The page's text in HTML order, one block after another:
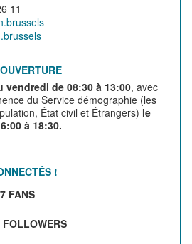
11
vendredi de 08:30 à 13:00, avec
du Service démographie (les
État civil et Étrangers) le
à 18:30.
!
FANS
FOLLOWERS